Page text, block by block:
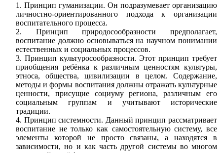
1. Принцип гуманизации. Он подразумевает организацию
личностно-ориентированного подхода к организации
воспитательного процесса.
2. Принцип природосообразности предполагает,
воспитание должно основываться на научном понимании
естественных и социальных процессов.
3. Принцип культуросообразности. Этот принцип требует
приобщения ребёнка к различным ценностям культуры,
этноса, общества, цивилизации в целом. Содержание,
методы и формы воспитания должны отражать культурные
ценности, присущие социуму региона, различным его
социальным группам и учитывают исторические
традиции.
4. Принцип системности. Данный принцип рассматривает
воспитание не только как самостоятельную систему, все
элементы которой не просто связаны, а находятся в
зависимости, но и как часть другой системы во многом